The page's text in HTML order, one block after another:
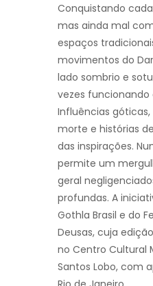
Conquistando
mas ainda mal
espaços
movimentos do
lado sombrio e
vezes
Influências
morte e histórias
das inspirações.
permite um
geral
profundas. A
Gothla Brasil e do
Deusas, cuja
no Centro Cultural
Santos Lobo, com